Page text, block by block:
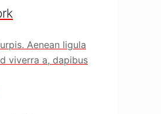
Aenean ligula
viverra a, dapibus